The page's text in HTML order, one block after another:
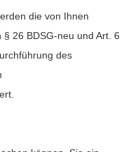
die von Ihnen
26 BDSG-neu und Art. 6
des